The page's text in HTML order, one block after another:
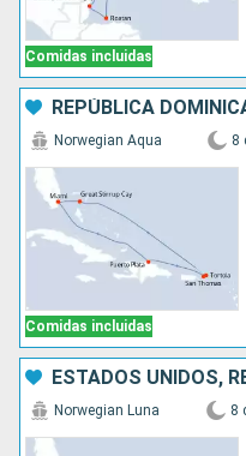
Comidas incluidas
Comidas incluidas
Norwegian Aqua 8
Norwegian Luna 8